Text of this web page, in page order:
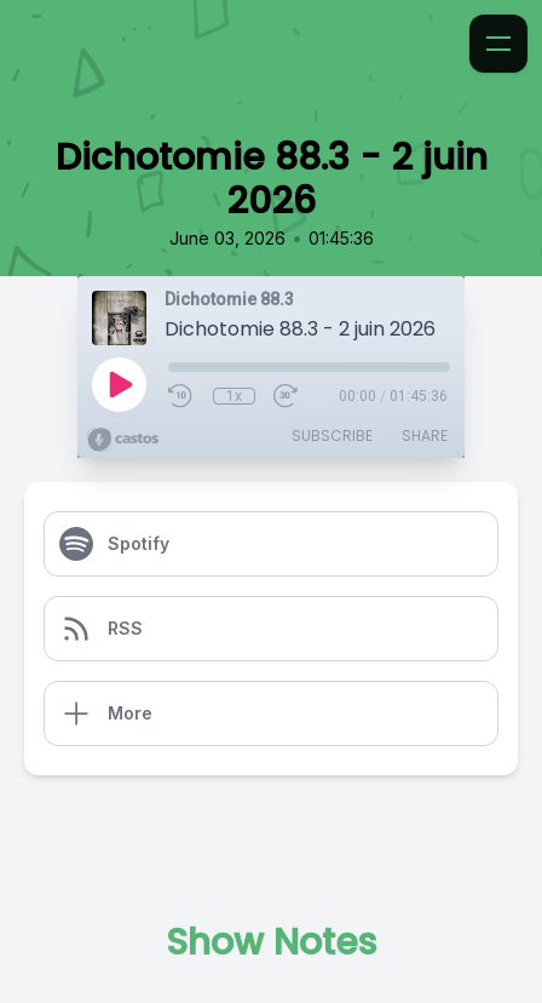
Dichotomie 88.3 - 2 juin
2026
June 03, 2026 • 01:45:36
Dichotomie 88.3
Dichotomie 88.3 - 2 juin 2026
1x 00:00 / 01:45:36
SUBSCRIBE SHARE
Spotify
RSS
More
Show Notes